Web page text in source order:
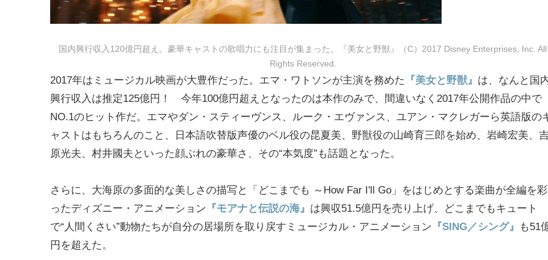
国内興行収入120億円超え。豪華キャストの歌唱力にも注目が集まった。『美女と野獣』（C）2017 Disney Enterprises, Inc. All
Rights Reserved.
2017年はミュージカル映画が大豊作だった。エマ・ワトソンが主演を務めた 『美女と野獣』 は、なんと国
興行収入は推定125億円！ 今年100億円超えとなったのは本作のみで、間違いなく2017年公開作品の中で
NO.1のヒット作だ。エマやダン・スティーヴンス、ルーク・エヴァンス、ユアン・マクレガーら英語版の
ャストはもちろんのこと、日本語吹替版声優のベル役の昆夏美、野獣役の山崎育三郎を始め、岩崎宏美、
原光夫、村井國夫といった顔ぶれの豪華さ、その“本気度”も話題となった。
さらに、大海原の多面的な美しさの描写と「どこまでも ～How Far I'll Go」をはじめとする楽曲が全編を彩
ったディズニー・アニメーション 『モアナと伝説の海』 は興収51.5億円を売り上げ、どこまでもキュート
で“人間くさい”動物たちが自分の居場所を取り戻すミュージカル・アニメーション 『SING／シング』
も51
円を超えた。